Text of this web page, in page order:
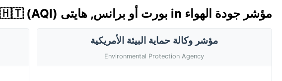
مؤشر جودة الهواء in بورت أو برانس, هايتى 🇭🇹 (AQI)
مؤشر وكالة حماية البيئة الأمريكية
Environmental Protection Agency